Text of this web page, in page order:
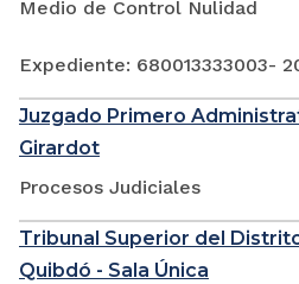
Medio de Control Nulidad
Expediente: 680013333003-
Juzgado Primero
Girardot
Procesos Judiciales
Tribunal Superior del
Quibdó - Sala Única